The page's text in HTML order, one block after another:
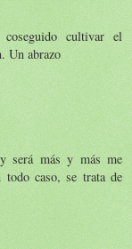
cultivar el
Un abrazo
será más y más me
caso, se trata de